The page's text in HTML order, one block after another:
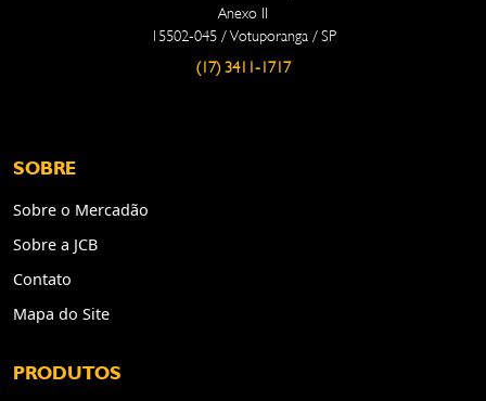
Anexo II
15502-045 / Votuporanga / SP
(17) 3411-1717
SOBRE
Sobre o Mercadão
Sobre a JCB
Contato
Mapa do Site
PRODUTOS